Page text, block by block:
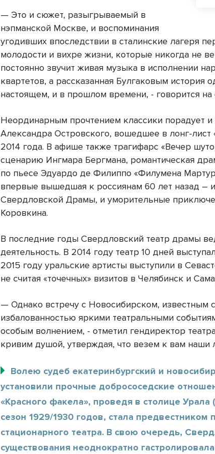
— Это и сюжет, разыгрываемый в
нэпманской Москве, и воспоминания
угодивших впоследствии в сталинские лагеря
молодости и вихре жизни, которые никогда не
постоянно звучит живая музыка в исполнении
квартетов, а рассказанная Булгаковым история
настоящем, и в прошлом времени, - говорится на
Неординарным прочтением классики порадует и
Александра Островского, вошедшее в лонг-лист
2014 года. В афише также трагифарс «Вечер
сценарию Ингмара Бергмана, романтическая
по пьесе Эдуардо де Филиппо «Филумена
впервые вышедшая к россиянам 60 лет назад –
Свердловской Драмы, и уморительные
Коровкина.
В последние годы Свердловский театр драмы
деятельность. В 2014 году театр 10 дней
2015 году уральские артисты выступили в
не считая «точечных» визитов в Челябинск и
— Однако встречу с Новосибирском, известным
избалованностью яркими театральными
особым волнением, - отметил гендиректор
кривим душой, утверждая, что везем к вам наши
Волею судеб екатеринбургский и
установили прочные добрососедские
«Красного факела», проведя в столице Урала
сезон 1929/1930 годов, стала предвестником
стационарного театра. В свою очередь,
существования неоднократно